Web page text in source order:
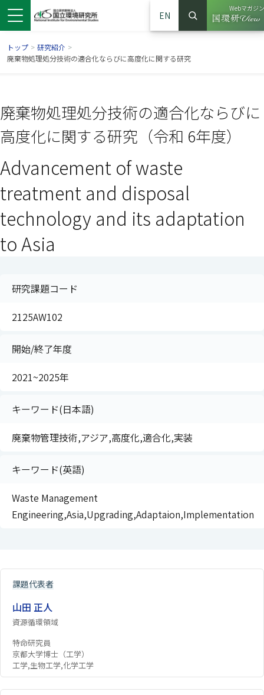
ウで開きます）
ンドウで開きます）
ウインドウで開きます）
EN
サイト内検索
検索
Webマガジン
（別ウイ
トップ > 研究紹介 >
廃棄物処理処分技術の適合化ならびに高度化に関する研究
廃棄物処理処分技術の適合化ならびに
高度化に関する研究（令和 6年度）
Advancement of waste
treatment and disposal
technology and its adaptation
to Asia
研究課題コード
2125AW102
開始/終了年度
2021~2025年
キーワード(日本語)
廃棄物管理技術,アジア,高度化,適合化,実装
キーワード(英語)
Waste Management
Engineering,Asia,Upgrading,Adaptaion,Implementation
課題代表者
山田 正人
資源循環領域
特命研究員
京都大学博士（工学）
工学,生物工学,化学工学